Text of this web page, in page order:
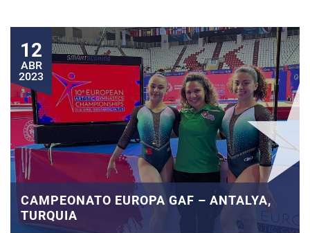
12
ABR
2023
CAMPEONATO EUROPA GAF – ANTALYA,
TURQUIA